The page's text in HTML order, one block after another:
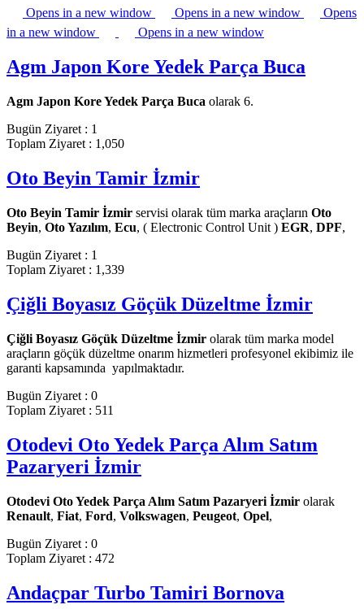
Opens in a new window Opens in a new window
Opens
in a new window
Opens in a new window
Agm Japon Kore Yedek Parça Buca
Agm Japon Kore Yedek Parça Buca olarak 6.
Bugün Ziyaret : 1
Toplam Ziyaret : 1,050
Oto Beyin Tamir İzmir
Oto Beyin Tamir İzmir servisi olarak tüm marka araçların Oto
Beyin, Oto Yazılım, Ecu, ( Electronic Control Unit ) EGR, DPF,
Bugün Ziyaret : 1
Toplam Ziyaret : 1,339
Çiğli Boyasız Göçük Düzeltme İzmir
Çiğli Boyasız Göçük Düzeltme İzmir olarak tüm marka model
araçların göçük düzeltme onarım hizmetleri profesyonel ekibimiz ile
garanti kapsamında yapılmaktadır.
Bugün Ziyaret : 0
Toplam Ziyaret : 511
Otodevi Oto Yedek Parça Alım Satım
Pazaryeri İzmir
Otodevi Oto Yedek Parça Alım Satım Pazaryeri İzmir olarak
Renault, Fiat, Ford, Volkswagen, Peugeot, Opel,
Bugün Ziyaret : 0
Toplam Ziyaret : 472
Andaçpar Turbo Tamiri Bornova